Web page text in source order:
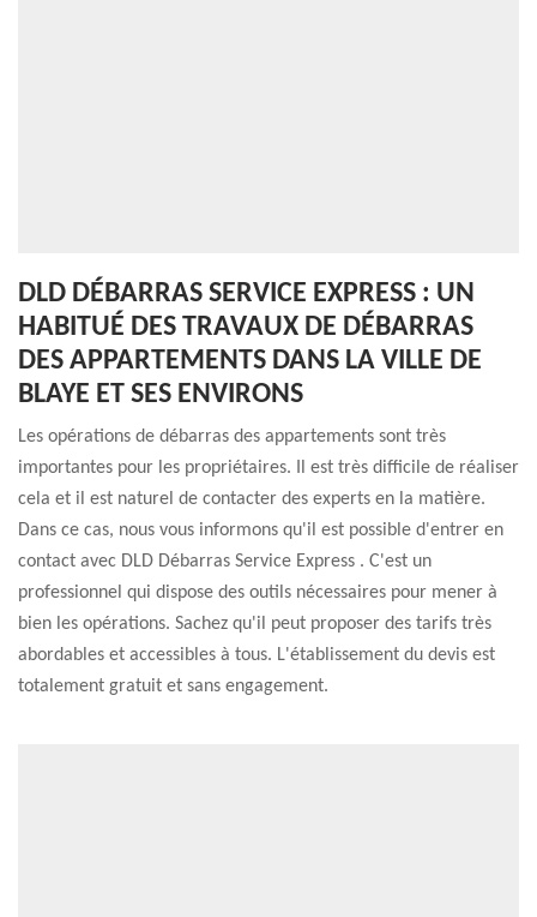
DLD DÉBARRAS SERVICE EXPRESS : UN
HABITUÉ DES TRAVAUX DE DÉBARRAS
DES APPARTEMENTS DANS LA VILLE DE
BLAYE ET SES ENVIRONS
Les opérations de débarras des appartements sont très
importantes pour les propriétaires. Il est très difficile de réaliser
cela et il est naturel de contacter des experts en la matière.
Dans ce cas, nous vous informons qu'il est possible d'entrer en
contact avec DLD Débarras Service Express . C'est un
professionnel qui dispose des outils nécessaires pour mener à
bien les opérations. Sachez qu'il peut proposer des tarifs très
abordables et accessibles à tous. L'établissement du devis est
totalement gratuit et sans engagement.